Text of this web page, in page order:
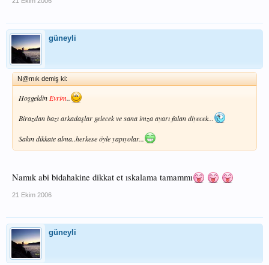
güneyli
N@mık demiş ki:
HoşgeldinEvrim..
Birazdan bazı arkadaşlar gelecek ve sana imza ayarı falan diyecek...
Sakın dikkate alma..herkese öyle yapıyolar...
Namık abi bidahakine dikkat et ıskalama tamammı
21 Ekim 2006
güneyli